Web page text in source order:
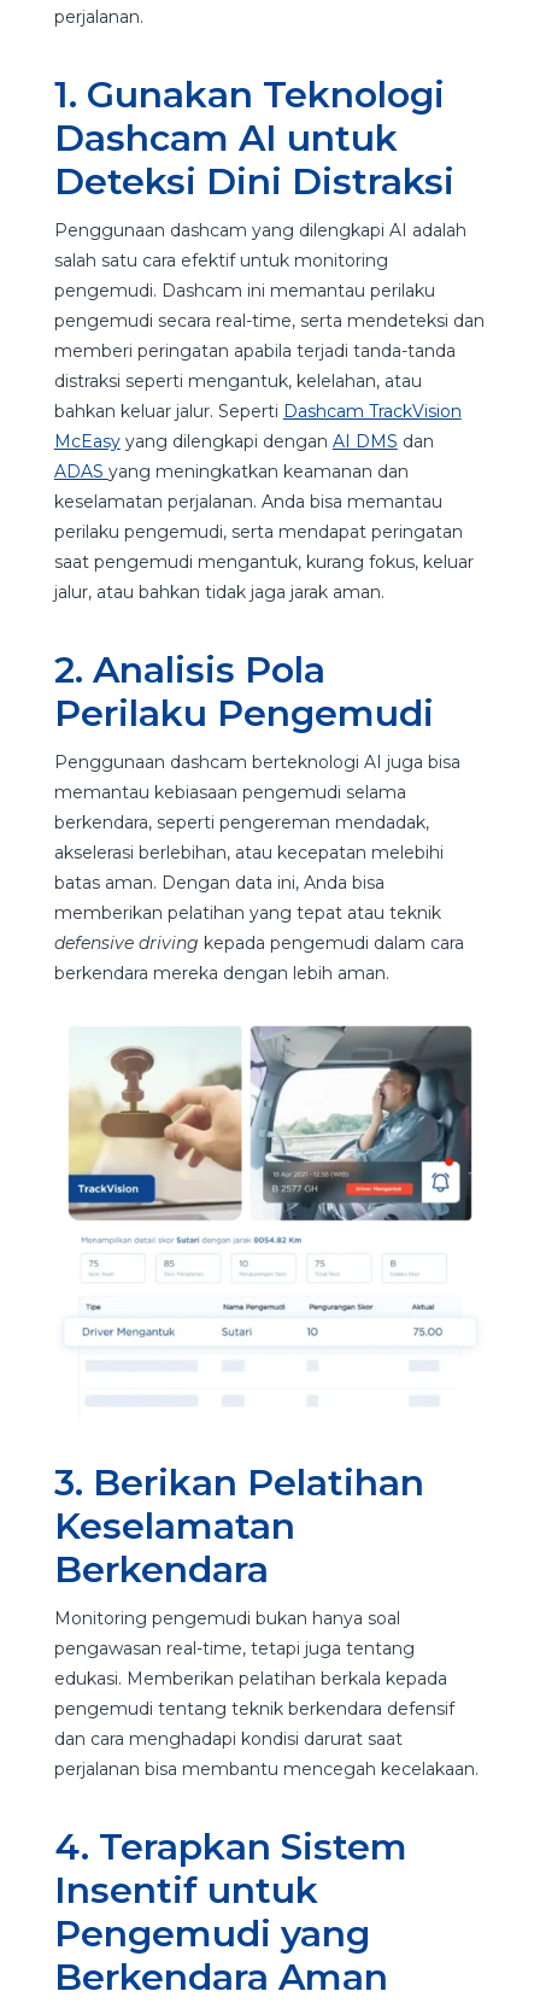
perjalanan.
1. Gunakan Teknologi
Dashcam AI untuk
Deteksi Dini Distraksi
Penggunaan dashcam yang dilengkapi AI adalah
salah satu cara efektif untuk monitoring
pengemudi. Dashcam ini memantau perilaku
pengemudi secara real-time, serta mendeteksi dan
memberi peringatan apabila terjadi tanda-tanda
distraksi seperti mengantuk, kelelahan, atau
bahkan keluar jalur. Seperti Dashcam TrackVision
McEasyyang dilengkapi dengan AI DMS dan
ADAS yang meningkatkan keamanan dan
keselamatan perjalanan. Anda bisa memantau
perilaku pengemudi, serta mendapat peringatan
saat pengemudi mengantuk, kurang fokus, keluar
jalur, atau bahkan tidak jaga jarak aman.
2. Analisis Pola
Perilaku Pengemudi
Penggunaan dashcam berteknologi AI juga bisa
memantau kebiasaan pengemudi selama
berkendara, seperti pengereman mendadak,
akselerasi berlebihan, atau kecepatan melebihi
batas aman. Dengan data ini, Anda bisa
memberikan pelatihan yang tepat atau teknik
defensive driving kepada pengemudi dalam cara
berkendara mereka dengan lebih aman.
3. Berikan Pelatihan
Keselamatan
Berkendara
Monitoring pengemudi bukan hanya soal
pengawasan real-time, tetapi juga tentang
edukasi. Memberikan pelatihan berkala kepada
pengemudi tentang teknik berkendara defensif
dan cara menghadapi kondisi darurat saat
perjalanan bisa membantu mencegah kecelakaan.
4. Terapkan Sistem
Insentif untuk
Pengemudi yang
Berkendara Aman